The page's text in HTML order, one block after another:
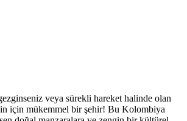
veya sürekli hareket halinde olan
için mükemmel bir şehir! Bu Kolombiya